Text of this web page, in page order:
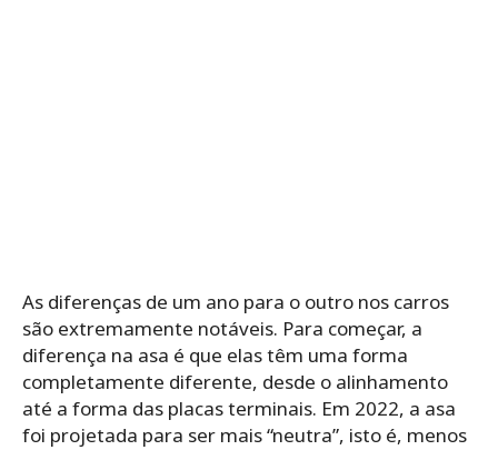
As diferenças de um ano para o outro nos carros
são extremamente notáveis. Para começar, a
diferença na asa é que elas têm uma forma
completamente diferente, desde o alinhamento
até a forma das placas terminais. Em 2022, a asa
foi projetada para ser mais “neutra”, isto é, menos